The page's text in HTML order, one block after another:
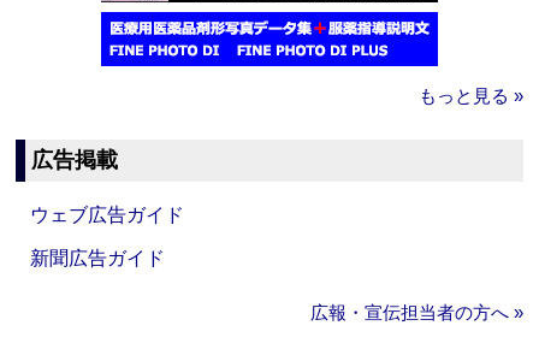
もっと見る »
広告掲載
ウェブ広告ガイド
新聞広告ガイド
広報・宣伝担当者の方へ »